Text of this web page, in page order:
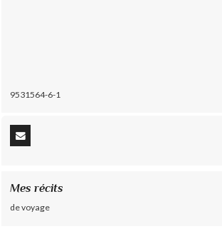
9531564-6-1
Mes récits
de voyage